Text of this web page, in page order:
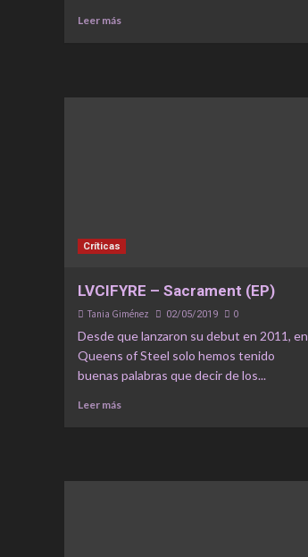
Leer más
Críticas
LVCIFYRE – Sacrament (EP)
Tania Giménez 02/05/2019 0
Desde que lanzaron su debut en 2011, en
Queens of Steel solo hemos tenido
buenas palabras que decir de los...
Leer más